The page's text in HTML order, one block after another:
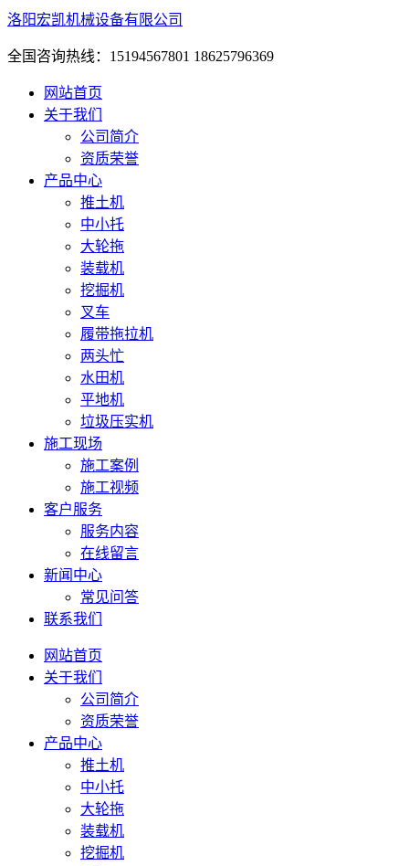
洛阳宏凯机械设备有限公司
全国咨询热线：15194567801 18625796369
网站首页
关于我们
公司简介
资质荣誉
产品中心
推土机
中小托
大轮拖
装载机
挖掘机
叉车
履带拖拉机
两头忙
水田机
平地机
垃圾压实机
施工现场
施工案例
施工视频
客户服务
服务内容
在线留言
新闻中心
常见问答
联系我们
网站首页
关于我们
公司简介
资质荣誉
产品中心
推土机
中小托
大轮拖
装载机
挖掘机